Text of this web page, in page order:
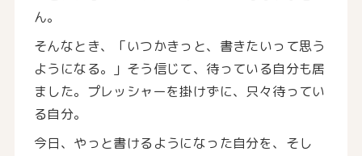
ん。
そんなとき、「いつかきっと、書きたいって思う
ようになる。」そう信じて、待っている自分も居
ました。プレッシャーを掛けずに、只々待ってい
る自分。
今日、やっと書けるようになった自分を、そし